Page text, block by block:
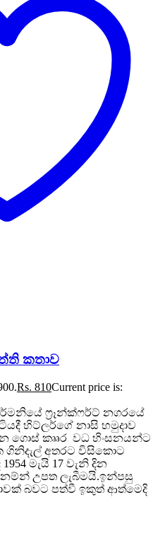
කතාව
Rs. 810Current price is:
ෆ්‍රෑන්ක්ෆර්ට් නගරයේ
හිට්ලර්ගේ නාසි හමුදාව
ගොස් කෲර වධ හිංසනයන්ට
අතරට විසිකොට
මැයි 17 වැනි දින
නම්න් උපත ලැබීමයි.ඉන්පසු
බවට පත්වී ඉකුත් ආත්මෙදි